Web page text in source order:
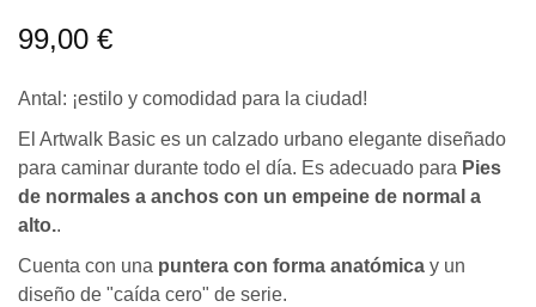
99,00 €
Antal: ¡estilo y comodidad para la ciudad!
El Artwalk Basic es un calzado urbano elegante diseñado
para caminar durante todo el día. Es adecuado para Pies
de normales a anchos con un empeine de normal a
alto..
Cuenta con una puntera con forma anatómica y un
diseño de "caída cero" de serie.